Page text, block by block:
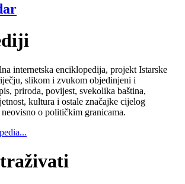
internetska enciklopedija, projekt Istarske
slikom i zvukom objedinjeni i
priroda, povijest, svekolika baština,
kultura i ostale značajke cijelog
o političkim granicama.